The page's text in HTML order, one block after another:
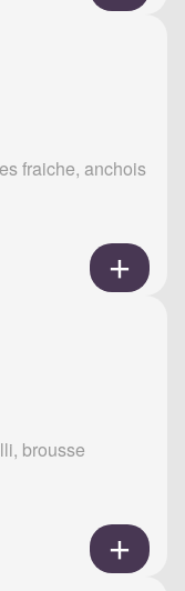
fraiche, anchois
brousse